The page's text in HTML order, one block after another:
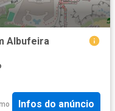
Albufeira
Infos do anúncio